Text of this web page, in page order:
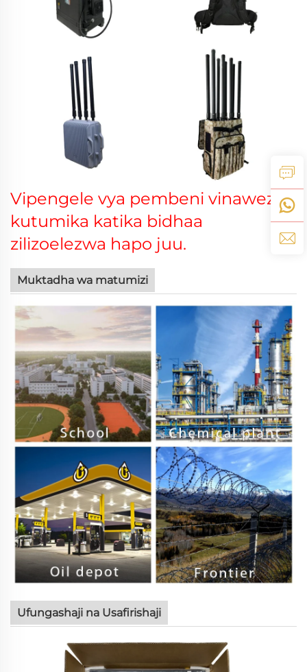
Vipengele vya pembeni vinaweza
kutumika katika bidhaa
zilizoelezwa hapo juu.
Muktadha wa matumizi
Ufungashaji na Usafirishaji